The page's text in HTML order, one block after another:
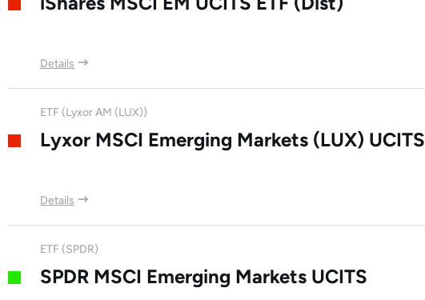
Details
ETF (Lyxor AM (LUX))
Lyxor MSCI Emerging Markets (LUX) UCITS
Details
ETF (SPDR)
SPDR MSCI Emerging Markets UCITS